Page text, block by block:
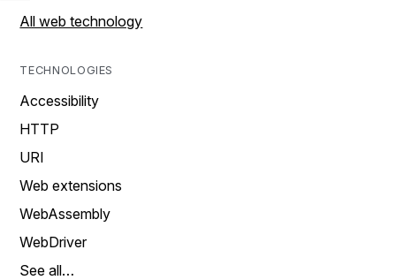
All web technology
TECHNOLOGIES
Accessibility
HTTP
URI
Web extensions
WebAssembly
WebDriver
See all…